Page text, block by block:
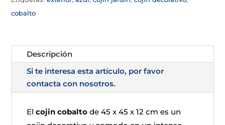
cobalto
Descripción
Si te interesa esta artículo, por favor
contacta con nosotros.
Elcojin cobalto de 45 x 45 x 12 cm es un